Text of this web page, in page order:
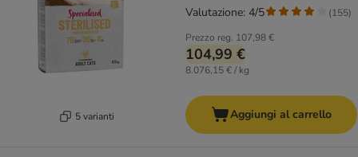
5 varianti
Prezzo reg. 107,98 €
104,99 €
8.076,15 € / kg
Valutazione: 4/5 (155)
Aggiungi al carrello